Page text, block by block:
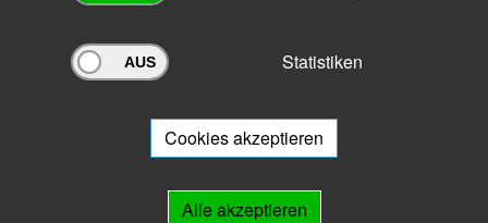
Archivportal Thüringen
Ihnen beratend zur Seite.
Statistiken
Cookies akzeptieren
Alle akzeptieren